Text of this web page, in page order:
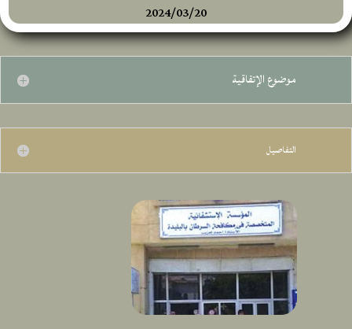
2024/03/20
موضوع الإتفاقية
التفاصيل